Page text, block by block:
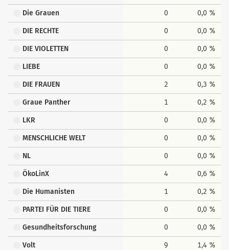
Die Grauen 0 0,0 %
DIE RECHTE 0 0,0 %
DIE VIOLETTEN 0 0,0 %
LIEBE 0 0,0 %
DIE FRAUEN 2 0,3 %
Graue Panther 1 0,2 %
LKR 0 0,0 %
MENSCHLICHE WELT 0 0,0 %
NL 0 0,0 %
ÖkoLinX 4 0,6 %
Die Humanisten 1 0,2 %
PARTEI FÜR DIE TIERE 0 0,0 %
Gesundheitsforschung 0 0,0 %
Volt 9 1,4 %